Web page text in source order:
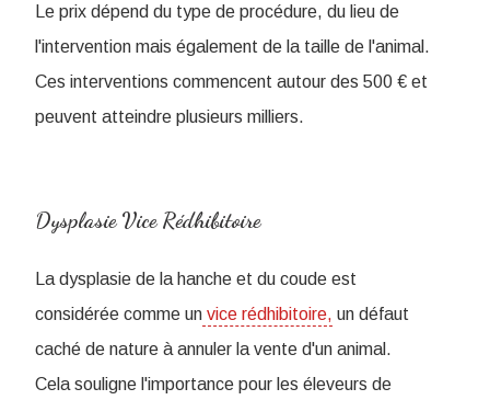
Le prix dépend du type de procédure, du lieu de
l'intervention mais également de la taille de l'animal.
Ces interventions commencent autour des 500 € et
peuvent atteindre plusieurs milliers.
Dysplasie Vice Rédhibitoire
La dysplasie de la hanche et du coude est
considérée comme un vice rédhibitoire, un défaut
caché de nature à annuler la vente d'un animal.
Cela souligne l'importance pour les éleveurs de